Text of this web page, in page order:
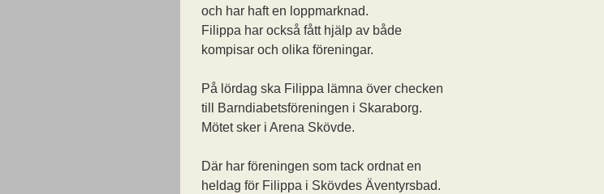
och har haft en loppmarknad.
Filippa har också fått hjälp av både
kompisar och olika föreningar.
På lördag ska Filippa lämna över checken
till Barndiabetsföreningen i Skaraborg.
Mötet sker i Arena Skövde.
Där har föreningen som tack ordnat en
heldag för Filippa i Skövdes Äventyrsbad.